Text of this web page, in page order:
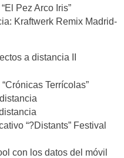
Pez Arco Iris”
Kraftwerk Remix Madrid-
a distancia II
Terrícolas”
“?Distants” Festival
con los datos del móvil